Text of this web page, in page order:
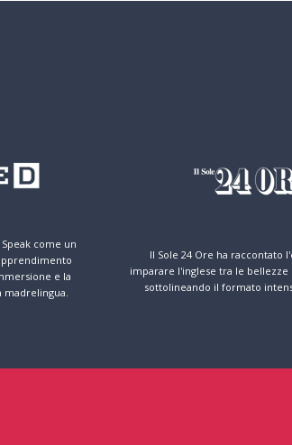
come un
e la
madrelingua.
Il Sole 24 Ore ha raccontato
imparare l'inglese tra le bellezze
sottolineando il formato